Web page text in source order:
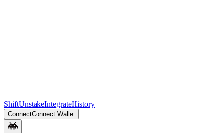
ShiftUnstakeIntegrateHistory
ConnectConnect Wallet